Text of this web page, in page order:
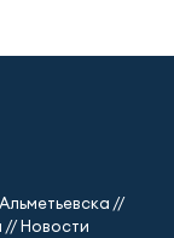
//
// Новости